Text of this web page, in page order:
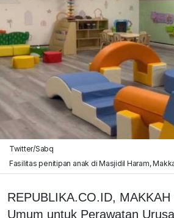
Twitter/Sabq
Fasilitas penitipan anak di Masjidil Haram,
REPUBLIKA.CO.ID,
Umum untuk Perawatan